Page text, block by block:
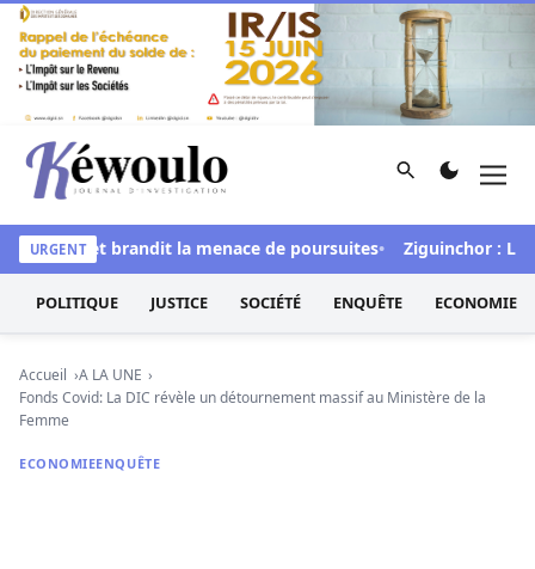
Aller au contenu
Kéwoulo, le premier site d'information et d'investigation
Rechercher
URGENT
» et brandit la menace de poursuites Ziguinchor : Le
POLITIQUE JUSTICE SOCIÉTÉ ENQUÊTE ECONOMIE
Accueil
A LA UNE
Fonds Covid: La DIC révèle un détournement massif au Ministère de la
Femme
ECONOMIEENQUÊTE